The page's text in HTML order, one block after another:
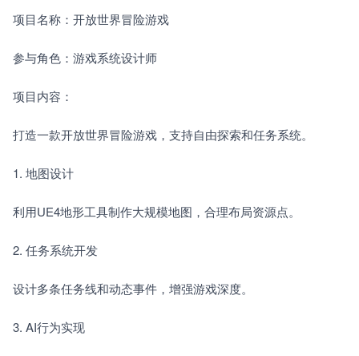
项目名称：开放世界冒险游戏
参与角色：游戏系统设计师
项目内容：
打造一款开放世界冒险游戏，支持自由探索和任务系统。
1. 地图设计
利用UE4地形工具制作大规模地图，合理布局资源点。
2. 任务系统开发
设计多条任务线和动态事件，增强游戏深度。
3. AI行为实现